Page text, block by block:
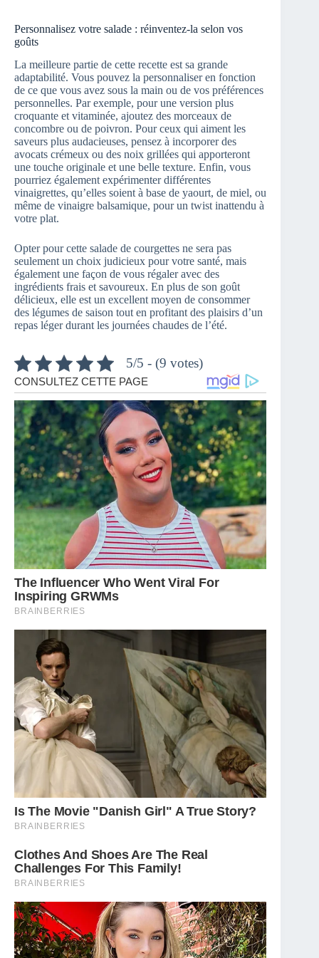
Personnalisez votre salade : réinventez-la selon vos
goûts
La meilleure partie de cette recette est sa grande
adaptabilité. Vous pouvez la personnaliser en fonction
de ce que vous avez sous la main ou de vos préférences
personnelles. Par exemple, pour une version plus
croquante et vitaminée, ajoutez des morceaux de
concombre ou de poivron. Pour ceux qui aiment les
saveurs plus audacieuses, pensez à incorporer des
avocats crémeux ou des noix grillées qui apporteront
une touche originale et une belle texture. Enfin, vous
pourriez également expérimenter différentes
vinaigrettes, qu’elles soient à base de yaourt, de miel, ou
même de vinaigre balsamique, pour un twist inattendu à
votre plat.
Opter pour cette salade de courgettes ne sera pas
seulement un choix judicieux pour votre santé, mais
également une façon de vous régaler avec des
ingrédients frais et savoureux. En plus de son goût
délicieux, elle est un excellent moyen de consommer
des légumes de saison tout en profitant des plaisirs d’un
repas léger durant les journées chaudes de l’été.
5/5 - (9 votes)